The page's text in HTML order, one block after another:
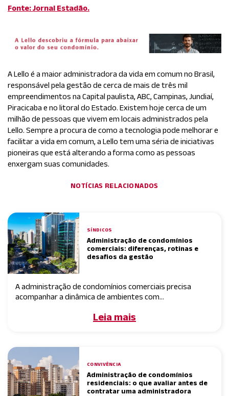
Fonte: Jornal Estadão.
A Lello é a maior administradora da vida em comum no Brasil,
responsável pela gestão de cerca de mais de três mil
empreendimentos na Capital paulista, ABC, Campinas, Jundiaí,
Piracicaba e no litoral do Estado. Existem hoje cerca de um
milhão de pessoas que vivem em locais administrados pela
Lello. Sempre a procura de como a tecnologia pode melhorar e
facilitar a vida em comum, a Lello tem uma séria de iniciativas
pioneiras que está alterando a forma como as pessoas
enxergam suas comunidades.
NOTÍCIAS RELACIONADOS
SÍNDICOS
Administração de condomínios
comerciais: diferenças, rotinas e
desafios da gestão
A administração de condomínios comerciais precisa
acompanhar a dinâmica de ambientes com...
Leia mais
CONVIVÊNCIA
Administração de condomínios
residenciais: o que avaliar antes de
contratar uma administradora